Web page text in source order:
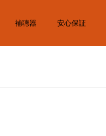
補聴器 安心保証